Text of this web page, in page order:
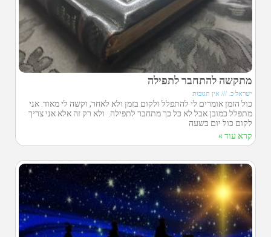
מתקשה להתחבר לתפילה
ישראל כ. אין תגובות
כול הזמן אומרים לי להתפלל ולקום בזמן ולא לאחר, וקשה לי מאוד. אני
מתפלל כמובן אבל לא כל כך מתחבר לתפילה. ולא רק זה אלא אני צריך
לקום כול יום בשעה
קרא עוד »